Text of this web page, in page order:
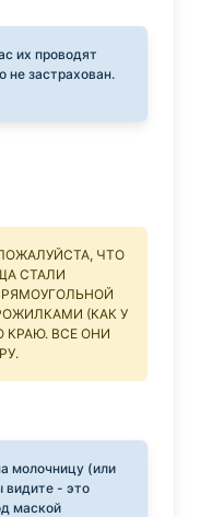
их проводят
не застрахован.
ЧТО
СТАЛИ
(КАК У
КРАЮ. ВСЕ ОНИ
молочницу (или
видите - это
маской